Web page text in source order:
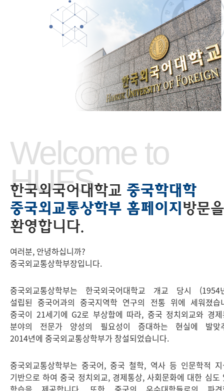
Welcome to
HUFS
한국외국어대학교 중국학대학
중국외교통상학부 홈페이지 방문을
환영합니다.
여러분, 안녕하십니까?
중국외교통상학부장입니다.
중국외교통상학부는 한국외국어대학교 개교 당시 (1954
설립된 중국어과의 중국지역학 연구의 전통 위에 세워졌습
중국이 21세기에 G2로 부상함에 따라, 중국 정치외교와 경제
분야의 전문가 양성의 필요성이 증대하는 현실에 발맞
2014년에 중국외교통상학부가 창설되었습니다.
중국외교통상학부는 중국어, 중국 철학, 역사 등 인문학적 지
기반으로 하여 중국 정치외교, 경제통상, 사회문화에 대한 심도